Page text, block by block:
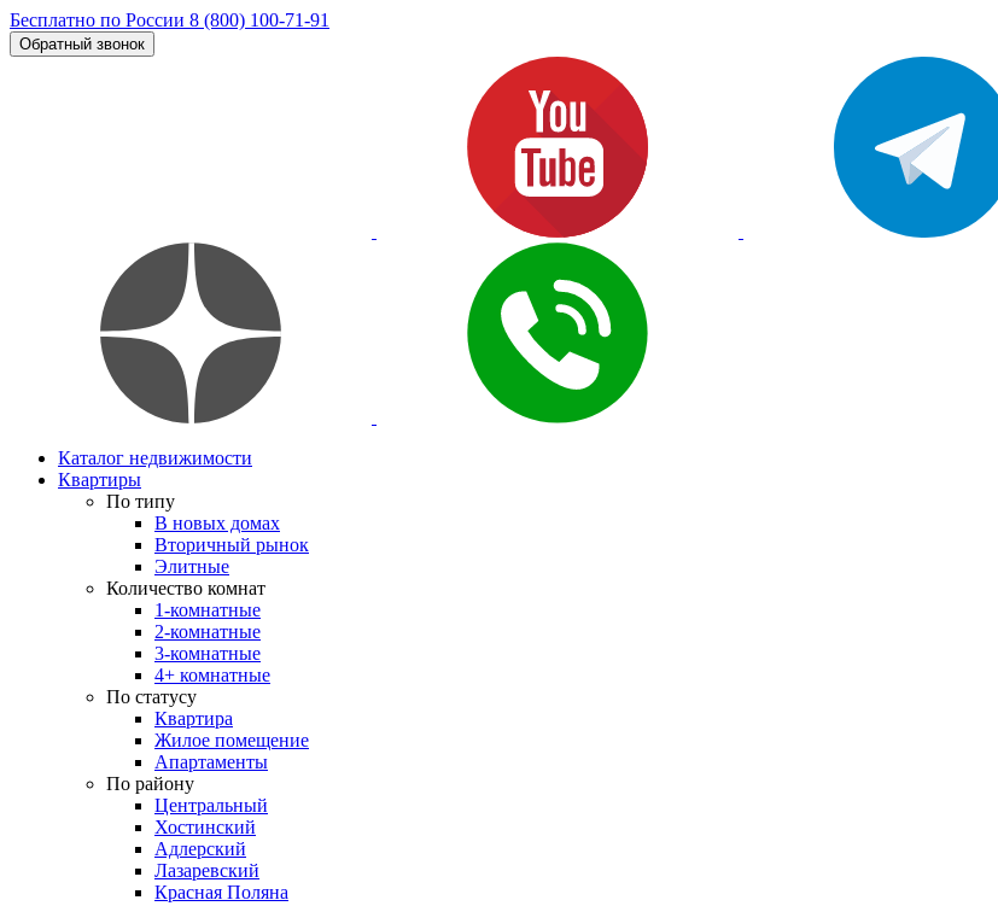
Бесплатно по России 8 (800) 100-71-91
Обратный звонок
Каталог недвижимости
Квартиры
По типу
В новых домах
Вторичный рынок
Элитные
Количество комнат
1-комнатные
2-комнатные
3-комнатные
4+ комнатные
По статусу
Квартира
Жилое помещение
Апартаменты
По району
Центральный
Хостинский
Адлерский
Лазаревский
Красная Поляна